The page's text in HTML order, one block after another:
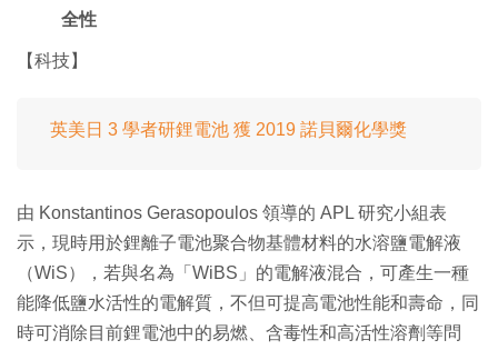
全性
【科技】
英美日 3 學者研鋰電池 獲 2019 諾貝爾化學獎
由 Konstantinos Gerasopoulos 領導的 APL 研究小組表
示，現時用於鋰離子電池聚合物基體材料的水溶鹽電解液
（WiS），若與名為「WiBS」的電解液混合，可產生一種
能降低鹽水活性的電解質，不但可提高電池性能和壽命，同
時可消除目前鋰電池中的易燃、含毒性和高活性溶劑等問